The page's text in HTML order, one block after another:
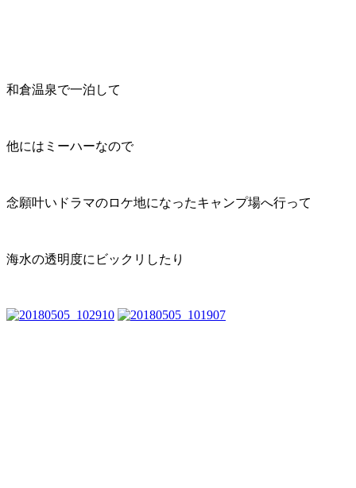
和倉温泉で一泊して
他にはミーハーなので
念願叶いドラマのロケ地になったキャンプ場へ行って
海水の透明度にビックリしたり